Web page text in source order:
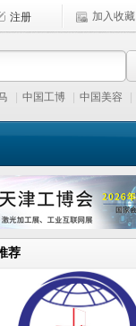
加入收藏
中国工博 中国美容
荐